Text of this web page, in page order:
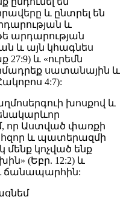
և ընտրել են
և
արդարության
և այն կհագնես
և «ուրեմն
սատանային և
4:7):
խոսքով և
որ Աստված փառքի
և պատերազմի
մենք կոչված ենք
(Եբր. 12:2) և
ճանապարհին: